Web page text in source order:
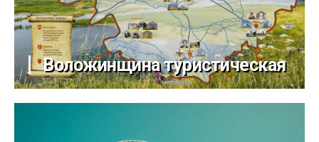
Воложинщина туристическая